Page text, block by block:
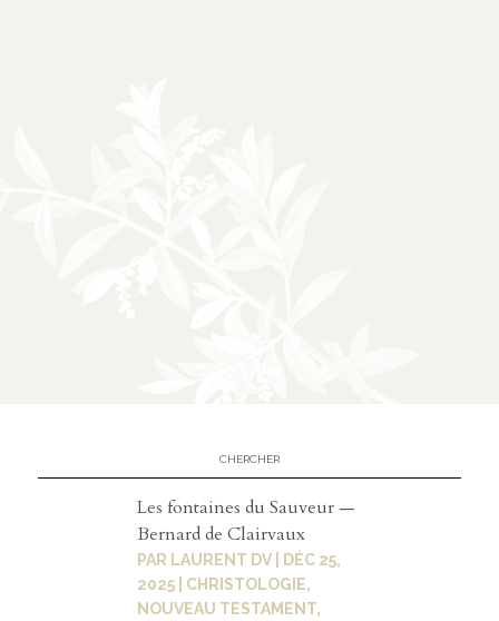
Les fontaines du Sauveur —
Bernard de Clairvaux
PAR LAURENT DV
DÉC 25,
2025
CHRISTOLOGIE,
NOUVEAU TESTAMENT,